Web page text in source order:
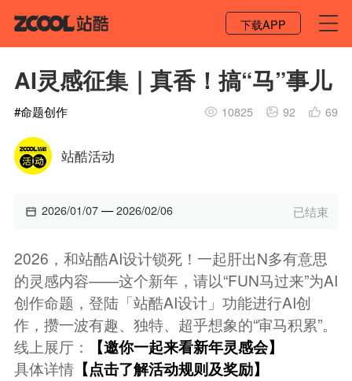
下载APP
AI灵感征集｜真香！搞“马”事儿
#命题创作 10825 92 69
站酷活动
2026/01/07 —2026/02/06 已结束
2026，和站酷AI设计锁死！一起肝出N多有意思
的灵感内容——这个新年，请以“FUN马过来”为AI
创作命题，登陆「站酷AI设计」功能进行AI创
作，攒一波有趣、独特、超乎想象的“审马积累”。
线上展厅：
【邀你一起来看新年灵感会】
具体详情【点击了解活动规则及奖励】